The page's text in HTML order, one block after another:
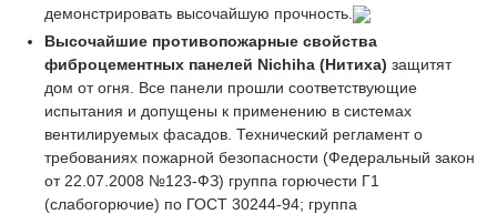
демонстрировать высочайшую прочность.
Высочайшие противопожарные свойства
фиброцементных панелей Nichiha (Нитиха) защитят
дом от огня. Все панели прошли соответствующие
испытания и допущены к применению в системах
вентилируемых фасадов. Технический регламент о
требованиях пожарной безопасности (Федеральный закон
от 22.07.2008 №123-ФЗ) группа горючести Г1
(слабогорючие) по ГОСТ 30244-94; группа